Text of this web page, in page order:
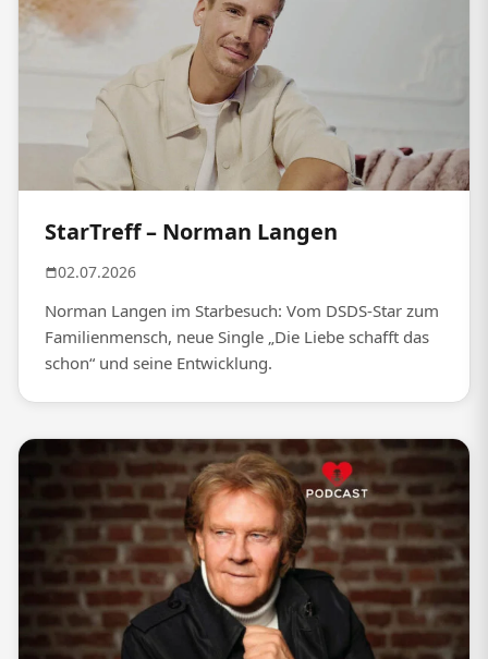
StarTreff – Norman Langen
02.07.2026
Norman Langen im Starbesuch: Vom DSDS-Star zum
Familienmensch, neue Single „Die Liebe schafft das
schon“ und seine Entwicklung.